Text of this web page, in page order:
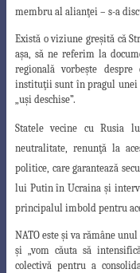
membru al alianţei – s-a
Există o viziune greşită că
aşa, să ne referim la
regională vorbeşte
instituţii sunt în pragul unei
„uşi deschise”.
Statele vecine cu Rusia
neutralitate, renunţă la
politice, care garantează
lui Putin în Ucraina şi
principalul imbold pentru
NATO este şi va rămâne
şi „vom căuta să
colectivă pentru a